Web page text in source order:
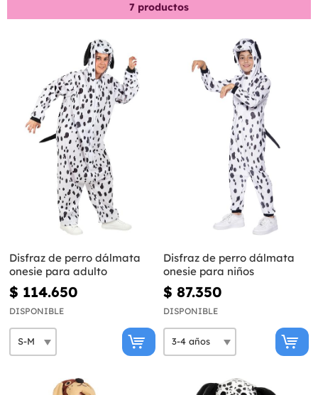
7 productos
Disfraz de perro dálmata
onesie para adulto
$ 114.650
DISPONIBLE
Disfraz de perro dálmata
onesie para niños
$ 87.350
DISPONIBLE